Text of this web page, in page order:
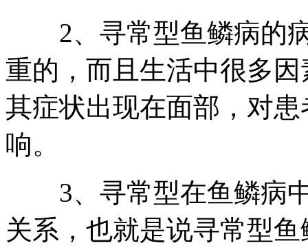
2、寻常型鱼鳞病的病
重的，而且生活中很多
其症状出现在面部，对
响。
3、寻常型在鱼鳞病中
关系，也就是说寻常型